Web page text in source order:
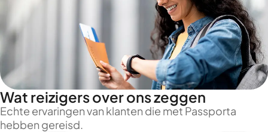
Wat reizigers over ons zeggen
Echte ervaringen van klanten die met Passporta
hebben gereisd.